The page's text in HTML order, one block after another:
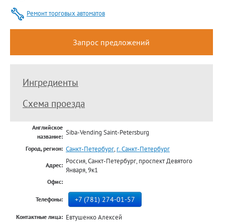
Ремонт торговых автоматов
Запрос предложений
Ингредиенты
Схема проезда
Английское
название: Siba-Vending Saint-Petersburg
Город, регион: Санкт-Петербург, г. Санкт-Петербург
Адрес: Россия, Санкт-Петербург, проспект Девятого
Января, 9к1
Офис:
Телефоны: +7 (781) 274-01-57
Контактные лица: Евтушенко Алексей